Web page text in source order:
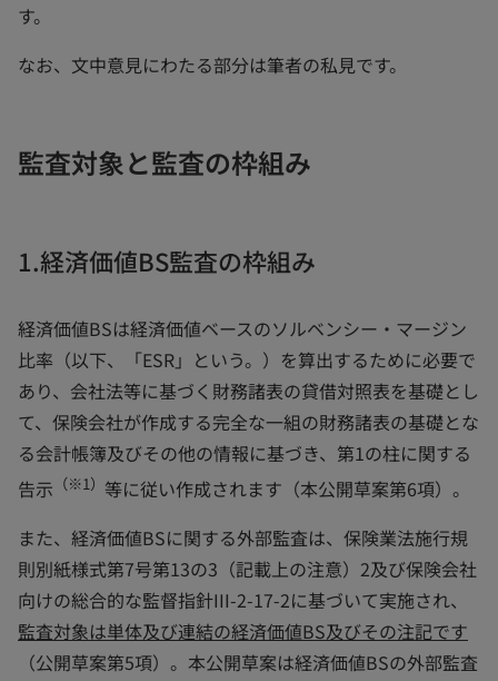
す。
なお、文中意見にわたる部分は筆者の私見です。
監査対象と監査の枠組み
1.経済価値BS監査の枠組み
経済価値BSは経済価値ベースのソルベンシー・マージン
比率（以下、「ESR」という。）を算出するために必要で
あり、会社法等に基づく財務諸表の貸借対照表を基礎とし
て、保険会社が作成する完全な一組の財務諸表の基礎とな
る会計帳簿及びその他の情報に基づき、第1の柱に関する
告示 （※1） 等に従い作成されます（本公開草案第6項）。
また、経済価値BSに関する外部監査は、保険業法施行規
則別紙様式第7号第13の3（記載上の注意）2及び保険会社
向けの総合的な監督指針III-2-17-2に基づいて実施され、
監査対象は単体及び連結の経済価値BS及びその注記です
（公開草案第5項）。本公開草案は経済価値BSの外部監査